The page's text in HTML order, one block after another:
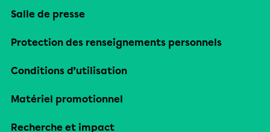
Salle de presse
Protection des renseignements personnels
Conditions d’utilisation
Matériel promotionnel
Recherche et impact